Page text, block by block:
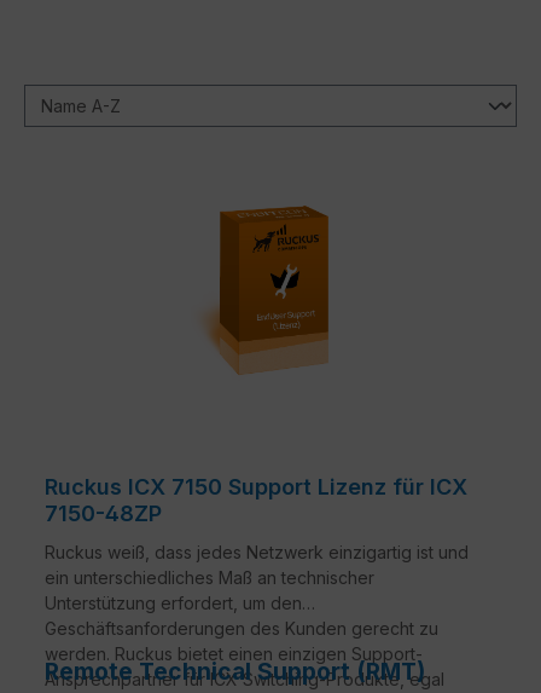
Ruckus ICX 7150 Support Lizenz für ICX
7150-48ZP
Ruckus weiß, dass jedes Netzwerk einzigartig ist und
ein unterschiedliches Maß an technischer
Unterstützung erfordert, um den
Geschäftsanforderungen des Kunden gerecht zu
werden. Ruckus bietet einen einzigen Support-
Ansprechpartner für ICX Switching-Produkte, egal
Remote Technical Support (RMT)